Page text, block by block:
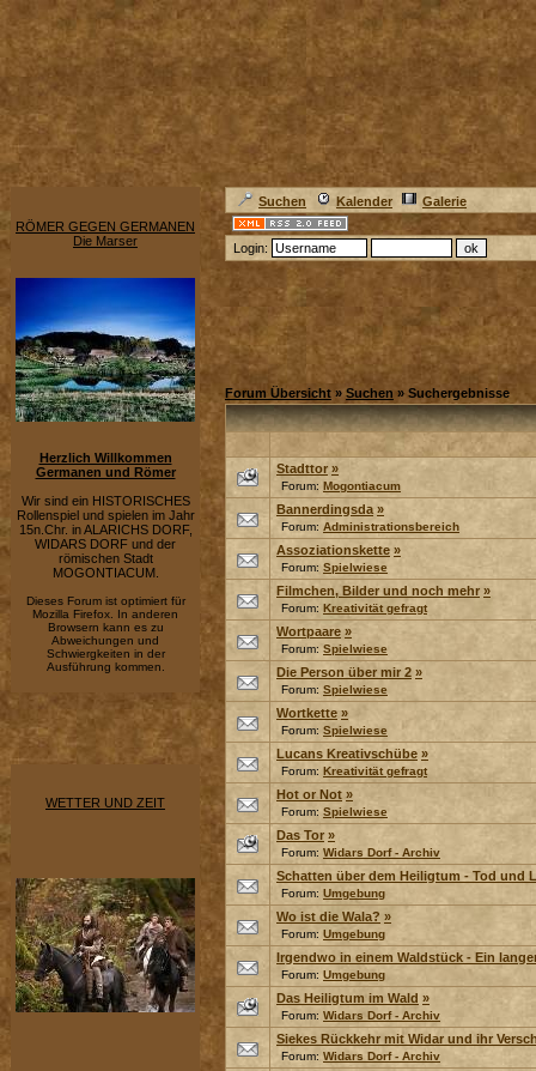
RÖMER GEGEN GERMANEN
Die Marser
Herzlich Willkommen
Germanen und Römer
Wir sind ein HISTORISCHES
Rollenspiel und spielen im Jahr
15n.Chr. in ALARICHS DORF,
WIDARS DORF und der
römischen Stadt
MOGONTIACUM.
Dieses Forum ist optimiert für
Mozilla Firefox. In anderen
Browsern kann es zu
Abweichungen und
Schwiergkeiten in der
Ausführung kommen.
WETTER UND ZEIT
Suchen Kalender Galerie
Login:
Forum Übersicht » Suchen » Suchergebnisse
Stadttor »
Forum: Mogontiacum
Bannerdingsda »
Forum: Administrationsbereich
Assoziationskette »
Forum: Spielwiese
Filmchen, Bilder und noch mehr »
Forum: Kreativität gefragt
Wortpaare »
Forum: Spielwiese
Die Person über mir 2 »
Forum: Spielwiese
Wortkette »
Forum: Spielwiese
Lucans Kreativschübe »
Forum: Kreativität gefragt
Hot or Not »
Forum: Spielwiese
Das Tor »
Forum: Widars Dorf - Archiv
Schatten über dem Heiligtum - Tod und
Forum: Umgebung
Wo ist die Wala? »
Forum: Umgebung
Irgendwo in einem Waldstück - Ein
Forum: Umgebung
Das Heiligtum im Wald »
Forum: Widars Dorf - Archiv
Siekes Rückkehr mit Widar und ihr
Forum: Widars Dorf - Archiv